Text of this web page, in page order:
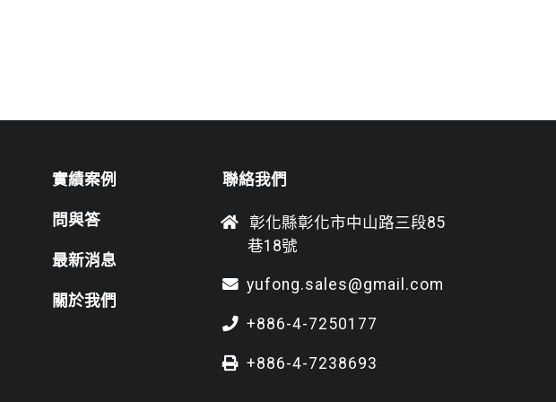
實績案例
問與答
最新消息
關於我們
聯絡我們
彰化縣彰化市中山路三段85
巷18號
yufong.sales@gmail.com
+886-4-7250177
+886-4-7238693